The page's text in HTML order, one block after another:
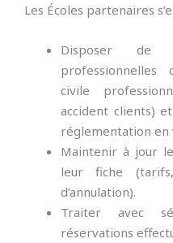
Les Écoles partenaires
Disposer de
professionnelles
civile
accident clients)
réglementation en
Maintenir à jour
leur fiche
d’annulation).
Traiter avec
réservations